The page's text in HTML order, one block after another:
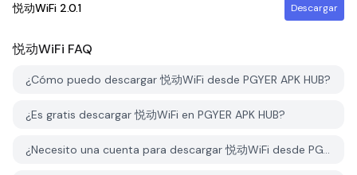
悦动WiFi 2.0.1 Descargar
悦动WiFi FAQ
¿Cómo puedo descargar 悦动WiFi desde PGYER APK HUB?
¿Es gratis descargar 悦动WiFi en PGYER APK HUB?
¿Necesito una cuenta para descargar 悦动WiFi desde PGYER APK HUB?